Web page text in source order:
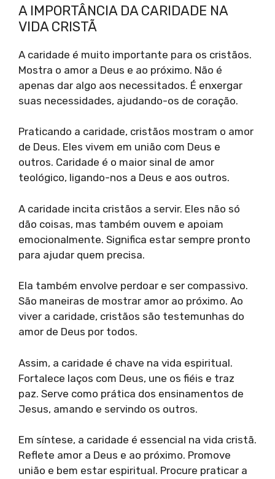
A IMPORTÂNCIA DA CARIDADE NA
VIDA CRISTÃ
A caridade é muito importante para os cristãos.
Mostra o amor a Deus e ao próximo. Não é
apenas dar algo aos necessitados. É enxergar
suas necessidades, ajudando-os de coração.
Praticando a caridade, cristãos mostram o amor
de Deus. Eles vivem em união com Deus e
outros. Caridade é o maior sinal de amor
teológico, ligando-nos a Deus e aos outros.
A caridade incita cristãos a servir. Eles não só
dão coisas, mas também ouvem e apoiam
emocionalmente. Significa estar sempre pronto
para ajudar quem precisa.
Ela também envolve perdoar e ser compassivo.
São maneiras de mostrar amor ao próximo. Ao
viver a caridade, cristãos são testemunhas do
amor de Deus por todos.
Assim, a caridade é chave na vida espiritual.
Fortalece laços com Deus, une os fiéis e traz
paz. Serve como prática dos ensinamentos de
Jesus, amando e servindo os outros.
Em síntese, a caridade é essencial na vida cristã.
Reflete amor a Deus e ao próximo. Promove
união e bem estar espiritual. Procure praticar a